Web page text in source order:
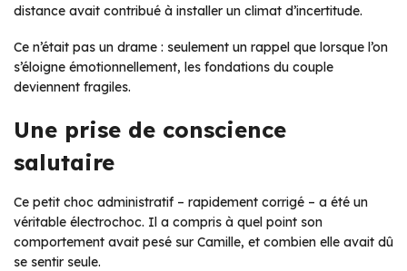
distance avait contribué à installer un climat d’incertitude.
Ce n’était pas un drame : seulement un rappel que lorsque l’on
s’éloigne émotionnellement, les fondations du couple
deviennent fragiles.
Une prise de conscience
salutaire
Ce petit choc administratif – rapidement corrigé – a été un
véritable électrochoc. Il a compris à quel point son
comportement avait pesé sur Camille, et combien elle avait dû
se sentir seule.